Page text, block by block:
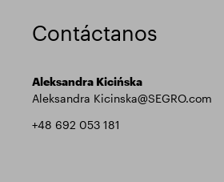
Contáctanos
Aleksandra Kicińska
Aleksandra Kicinska@SEGRO.com
+48 692 053 181